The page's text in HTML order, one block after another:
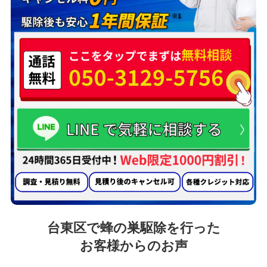
台東区で蜂の巣駆除を行った
お客様からのお声